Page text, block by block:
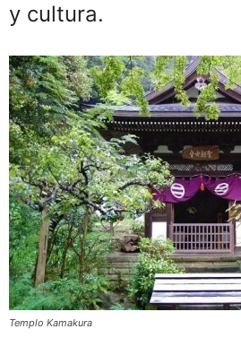
y cultura.
Templo Kamakura